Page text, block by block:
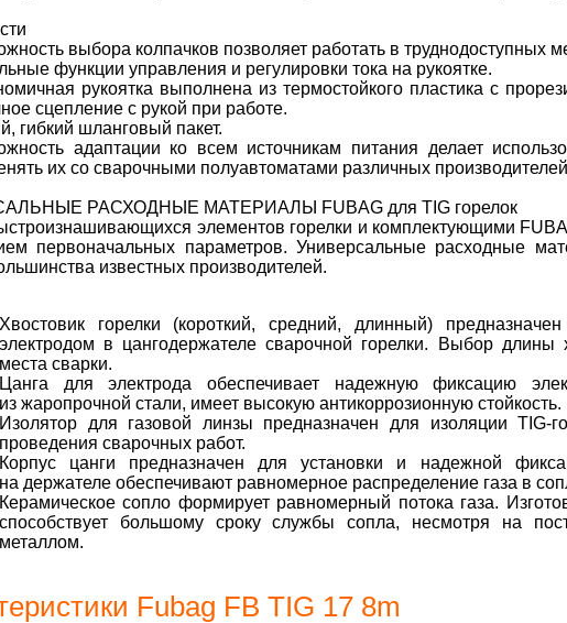
выбора колпачков позволяет работать в труднодоступных
функции управления и регулировки тока на рукоятке.
рукоятка выполнена из термостойкого пластика с
сцепление с рукой при работе.
гибкий шланговый пакет.
адаптации ко всем источникам питания делает
их со сварочными полуавтоматами различных
РАСХОДНЫЕ МАТЕРИАЛЫ FUBAG для TIG горелок
элементов горелки и комплектующими
первоначальных параметров. Универсальные расходные
известных производителей.
Хвостовик горелки (короткий, средний, длинный)
электродом в цангодержателе сварочной горелки. Выбор длины
места сварки.
Цанга для электрода обеспечивает надежную фиксацию
из жаропрочной стали, имеет высокую антикоррозионную стойкость.
Изолятор для газовой линзы предназначен для изоляции TIG-
проведения сварочных работ.
Корпус цанги предназначен для установки и надежной
на держателе обеспечивают равномерное распределение газа в
Керамическое сопло формирует равномерный потока газа.
способствует большому сроку службы сопла, несмотря на
металлом.
Fubag FB TIG 17 8m